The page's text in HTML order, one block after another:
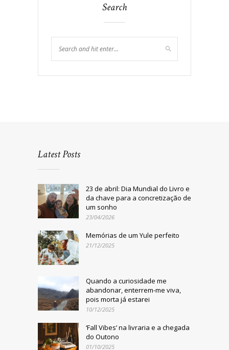
Search
Latest Posts
23 de abril: Dia Mundial do Livro e
da chave para a concretização de
um sonho
23/04/2026
Memórias de um Yule perfeito
21/12/2025
Quando a curiosidade me
abandonar, enterrem-me viva,
pois morta já estarei
10/12/2025
‘Fall Vibes’ na livraria e a chegada
do Outono
01/10/2025